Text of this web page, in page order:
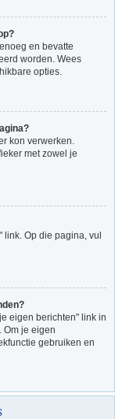
en bevatte
worden. Wees
opties.
kon verwerken.
met zowel je
Op die pagina, vul
eigen berichten" link in
Om je eigen
gebruiken en